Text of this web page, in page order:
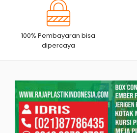
100% Pembayaran bisa
dipercaya